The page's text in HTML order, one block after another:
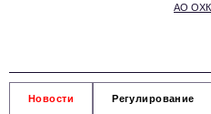
АО ОХК
Новости Регулирование